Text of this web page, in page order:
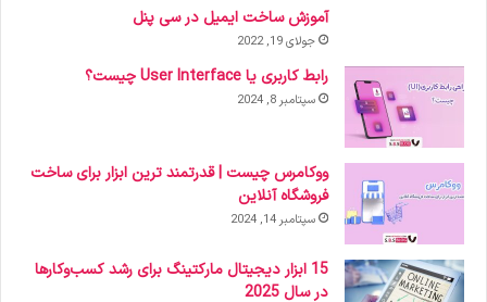
آموزش ساخت ایمیل در سی پنل
جولای 19, 2022
رابط کاربری یا User Interface چیست؟
سپتامبر 8, 2024
ووکامرس چیست | قدرتمند ترین ابزار برای ساخت
فروشگاه آنلاین
سپتامبر 14, 2024
15 ابزار دیجیتال مارکتینگ برای رشد کسب‌وکارها
در سال 2025